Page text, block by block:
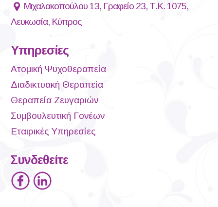
Μιχαλακοπούλου 13, Γραφείο 23, Τ.Κ. 1075,
Λευκωσία, Κύπρος
Υπηρεσίες
Ατομική Ψυχοθεραπεία
Διαδικτυακή Θεραπεία
Θεραπεία Ζευγαριών
Συμβουλευτική Γονέων
Εταιρικές Υπηρεσίες
Συνδεθείτε